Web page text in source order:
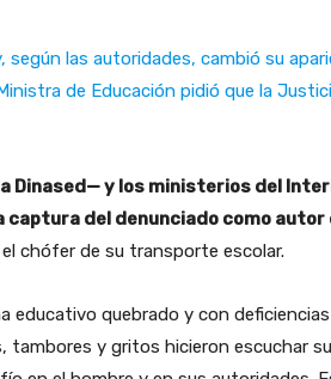
según las autoridades, cambió su
de Educación pidió que la
Dinased— y los ministerios del
del denunciado como autor
el chófer de su transporte escolar.
educativo quebrado y con
y gritos hicieron escuchar